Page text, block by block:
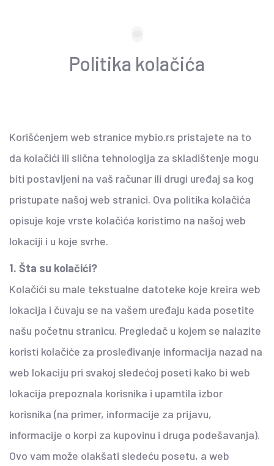
Politika kolačića
Korišćenjem web stranice mybio.rs pristajete na to
da kolačići ili slična tehnologija za skladištenje mogu
biti postavljeni na vaš računar ili drugi uređaj sa kog
pristupate našoj web stranici. Ova politika kolačića
opisuje koje vrste kolačića koristimo na našoj web
lokaciji i u koje svrhe.
1. Šta su kolačići?
Kolačići su male tekstualne datoteke koje kreira web
lokacija i čuvaju se na vašem uređaju kada posetite
našu početnu stranicu. Pregledač u kojem se nalazite
koristi kolačiće za prosleđivanje informacija nazad na
web lokaciju pri svakoj sledećoj poseti kako bi web
lokacija prepoznala korisnika i upamtila izbor
korisnika (na primer, informacije za prijavu,
informacije o korpi za kupovinu i druga podešavanja).
Ovo vam može olakšati sledeću posetu, a web